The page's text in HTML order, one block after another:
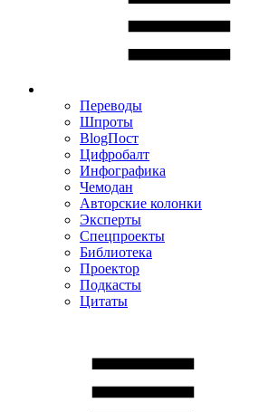
Переводы
Шпроты
BlogПост
Цифробалт
Инфографика
Чемодан
Авторские колонки
Эксперты
Спецпроекты
Библиотека
Проектор
Подкасты
Цитаты